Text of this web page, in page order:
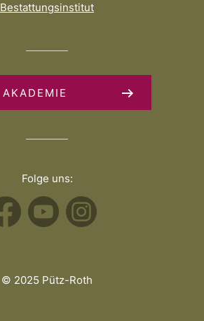
Bestattungsinstitut
AKADEMIE
© 2025 Pütz-Roth
Folge uns: